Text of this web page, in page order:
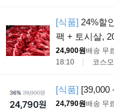
[식품] 24%할
팩 + 토시살,
24,900원배송 무
18:10
코스
[식품] [39,000
24,790원배송 무